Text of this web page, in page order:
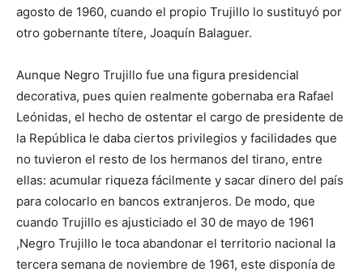
agosto de 1960, cuando el propio Trujillo lo sustituyó por
otro gobernante títere, Joaquín Balaguer.
Aunque Negro Trujillo fue una figura presidencial
decorativa, pues quien realmente gobernaba era Rafael
Leónidas, el hecho de ostentar el cargo de presidente de
la República le daba ciertos privilegios y facilidades que
no tuvieron el resto de los hermanos del tirano, entre
ellas: acumular riqueza fácilmente y sacar dinero del país
para colocarlo en bancos extranjeros. De modo, que
cuando Trujillo es ajusticiado el 30 de mayo de 1961
,Negro Trujillo le toca abandonar el territorio nacional la
tercera semana de noviembre de 1961, este disponía de